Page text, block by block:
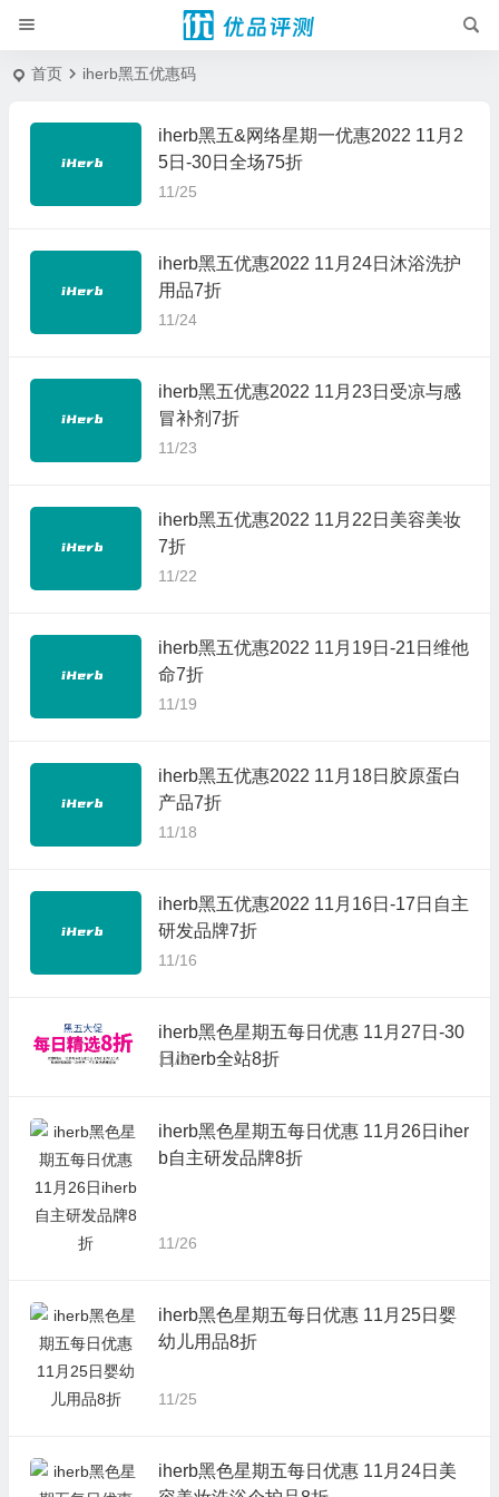
首页 iherb黑五优惠码
iherb黑五&网络星期一优惠2022 11月2
5日-30日全场75折
11/25
iherb黑五优惠2022 11月24日沐浴洗护
用品7折
11/24
iherb黑五优惠2022 11月23日受凉与感
冒补剂7折
11/23
iherb黑五优惠2022 11月22日美容美妆
7折
11/22
iherb黑五优惠2022 11月19日-21日维他
命7折
11/19
iherb黑五优惠2022 11月18日胶原蛋白
产品7折
11/18
iherb黑五优惠2022 11月16日-17日自主
研发品牌7折
11/16
iherb黑色星期五每日优惠 11月27日-30
日iherb全站8折
11/27
iherb黑色星期五每日优惠 11月26日iher
b自主研发品牌8折
11/26
iherb黑色星期五每日优惠 11月25日婴
幼儿用品8折
11/25
iherb黑色星期五每日优惠 11月24日美